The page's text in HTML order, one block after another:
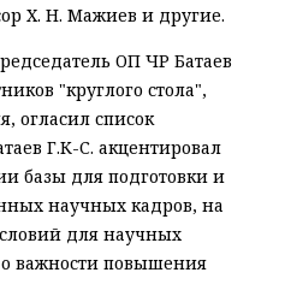
Х. Н. Мажиев и другие.
ОП ЧР Батаев
"круглого стола",
огласил список
Г.К-С. акцентировал
базы для подготовки и
научных кадров, на
для научных
важности повышения